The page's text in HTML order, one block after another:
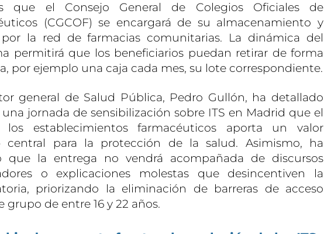
que el Consejo General de Colegios Oficiales de
(CGCOF) se encargará de su almacenamiento y
la red de farmacias comunitarias. La dinámica del
permitirá que los beneficiarios puedan retirar de forma
por ejemplo una caja cada mes, su lote correspondiente.
general de Salud Pública, Pedro Gullón, ha detallado
jornada de sensibilización sobre ITS en Madrid que el
establecimientos farmacéuticos aporta un valor
central para la protección de la salud. Asimismo, ha
que la entrega no vendrá acompañada de discursos
o explicaciones molestas que desincentiven la
priorizando la eliminación de barreras de acceso
grupo de entre 16 y 22 años.